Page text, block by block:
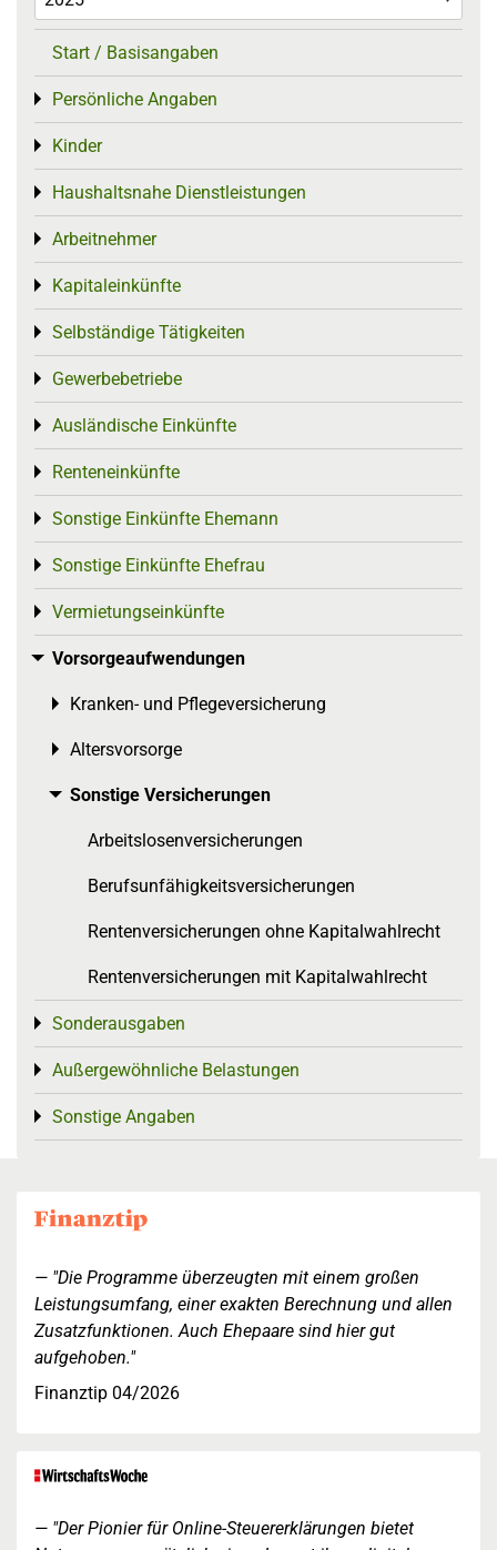
Start / Basisangaben
Persönliche Angaben
Toggle menu
Kinder
Toggle menu
Haushaltsnahe Dienstleistungen
Toggle menu
Arbeitnehmer
Toggle menu
Kapitaleinkünfte
Toggle menu
Selbständige Tätigkeiten
Toggle menu
Gewerbebetriebe
Toggle menu
Ausländische Einkünfte
Toggle menu
Renteneinkünfte
Toggle menu
Sonstige Einkünfte Ehemann
Toggle menu
Sonstige Einkünfte Ehefrau
Toggle menu
Vermietungseinkünfte
Toggle menu
Vorsorgeaufwendungen
Toggle menu
Kranken- und Pflegeversicherung
Toggle menu
Altersvorsorge
Toggle menu
Sonstige Versicherungen
Toggle menu
Arbeitslosenversicherungen
Berufsunfähigkeitsversicherungen
Rentenversicherungen ohne Kapitalwahlrecht
Rentenversicherungen mit Kapitalwahlrecht
Sonderausgaben
Toggle menu
Außergewöhnliche Belastungen
Toggle menu
Sonstige Angaben
Toggle menu
"Die Programme überzeugten mit einem großen
Leistungsumfang, einer exakten Berechnung und allen
Zusatzfunktionen. Auch Ehepaare sind hier gut
aufgehoben."
Finanztip 04/2026
"Der Pionier für Online-Steuererklärungen bietet